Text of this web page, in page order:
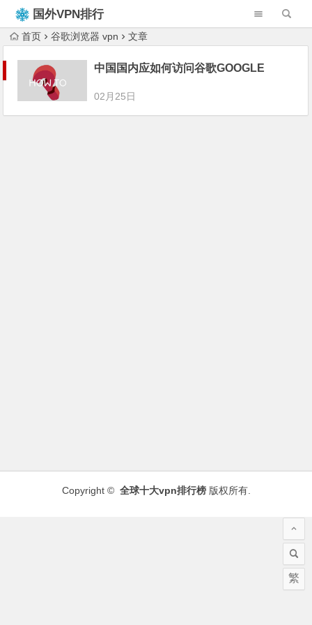
国外VPN排行
榜首页 谷歌浏览器 vpn 文章
中国国内应如何访问谷歌GOOGLE
02月25日
Copyright © 全球十大vpn排行榜版权所有.
繁